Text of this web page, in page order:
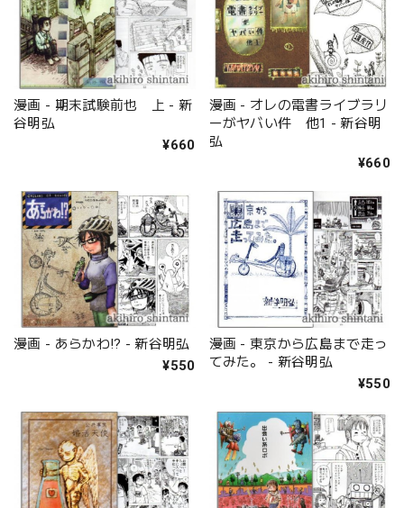
漫画 - 期末試験前也 上 - 新
谷明弘
¥660
漫画 - オレの電書ライブラリ
ーがヤバい件 他1 - 新谷明
弘
¥660
漫画 - あらかわ!? - 新谷明弘
¥550
漫画 - 東京から広島まで走っ
てみた。 - 新谷明弘
¥550